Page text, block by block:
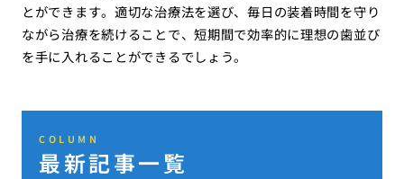
とができます。適切な治療法を選び、毎日の装着時間を守り
ながら治療を続けることで、短期間で効率的に理想の歯並び
を手に入れることができるでしょう。
COLUMN
最新記事一覧